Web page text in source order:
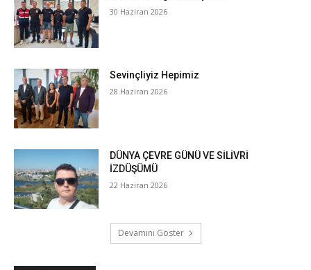
30 Haziran 2026
Sevinçliyiz Hepimiz
28 Haziran 2026
DÜNYA ÇEVRE GÜNÜ VE SİLİVRİ
İZDÜŞÜMÜ
22 Haziran 2026
Devamını Göster